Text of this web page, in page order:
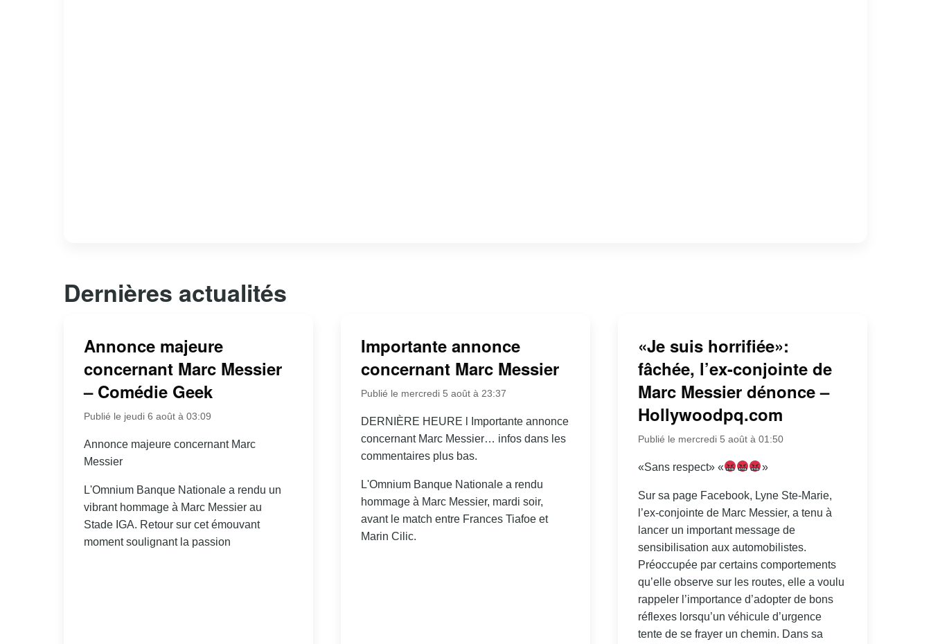
Dernières actualités
Annonce majeure
concernant Marc Messier
– Comédie Geek
Publié le jeudi 6 août à 03:09
Annonce majeure concernant Marc
Messier
L'Omnium Banque Nationale a rendu un
vibrant hommage à Marc Messier au
Stade IGA. Retour sur cet émouvant
moment soulignant la passion
Importante annonce
concernant Marc Messier
Publié le mercredi 5 août à 23:37
DERNIÈRE HEURE l Importante annonce
concernant Marc Messier… infos dans les
commentaires plus bas.
L'Omnium Banque Nationale a rendu
hommage à Marc Messier, mardi soir,
avant le match entre Frances Tiafoe et
Marin Cilic.
«Je suis horrifiée»:
fâchée, l’ex-conjointe de
Marc Messier dénonce –
Hollywoodpq.com
Publié le mercredi 5 août à 01:50
«Sans respect» « »
Sur sa page Facebook, Lyne Ste-Marie,
l’ex-conjointe de Marc Messier, a tenu à
lancer un important message de
sensibilisation aux automobilistes.
Préoccupée par certains comportements
qu’elle observe sur les routes, elle a voulu
rappeler l’importance d’adopter de bons
réflexes lorsqu’un véhicule d’urgence
tente de se frayer un chemin. Dans sa